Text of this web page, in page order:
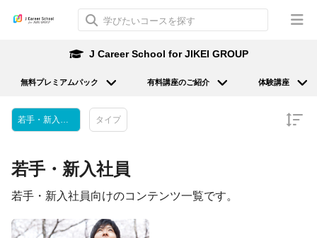
若手・新入社員 タイプ
若手・新入社員
若手・新入社員向けのコンテンツ一覧です。
J Career School for JIKEI GROUP
無料プレミアムパック 有料講座のご紹介 体験講座